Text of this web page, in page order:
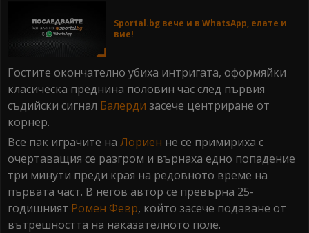
Sportal.bg вече и в WhatsApp, елате и
вие!
Гостите окончателно убиха интригата, оформяйки
класическа преднина половин час след първия
съдийски сигнал Балерди засече центриране от
корнер.
Все пак играчите на Лориен не се примириха с
очертаващия се разгром и върнаха едно попадение
три минути преди края на редовното време на
първата част. В негов автор се превърна 25-
годишният Ромен Февр, който засече подаване от
вътрешността на наказателното поле.